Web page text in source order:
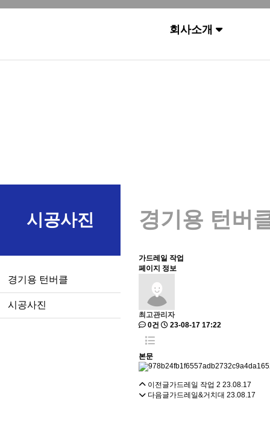
회사소개
시공사진
경기용 턴버클
시공사진
경기용 턴버
가드레일 작업
페이지 정보
최고관리자
0건
23-08-17 17:22
본문
이전글가드레일 작업 2 23.08.17
다음글가드레일&거치대 23.08.17